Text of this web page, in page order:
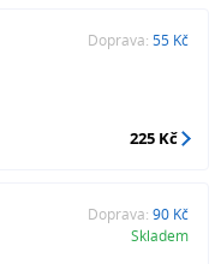
Doprava: 55 Kč
225 Kč
Doprava: 90 Kč
Skladem